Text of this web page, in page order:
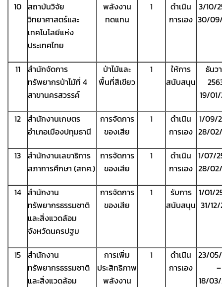
10 สถาบันวิจัย
วิทยาศาสตร์และ
เทคโนโลยีแห่ง
ประเทศไทย
พลังงาน
ทดแทน
1
ดำเนิน
การเอง
3/10/
30/
11
สำนักจัดการ
ทรัพยากรป่าไม้ที่ 4
สาขานครสวรรค์
ป่าไม้และ
พื้นที่สีเขียว
1
ให้การ
สนับสนุน
ธันว
19/
12 สำนักงานเกษตร
อำเภอเมืองปทุมธานี
การจัดการ
ของเสีย
1
ดำเนิน
การเอง
1/09/
28/
13 สำนักงานเลขาธิการ
สภาการศึกษา (สกศ.)
การจัดการ
ของเสีย
1
ดำเนิน
การเอง
1/07/
28/
14 สำนักงาน
ทรัพยากรธรรมชาติ
และสิ่งแวดล้อม
จังหวัดนครปฐม
การจัดการ
ของเสีย
1
รับการ
สนับสนุน
1/01/
31/
15 สำนักงาน
ทรัพยากรธรรมชาติ
และสิ่งแวดล้อม
การเพิ่ม
ประสิทธิภาพ
พลังงาน
1
ดำเนิน
การเอง
23/
–
18/